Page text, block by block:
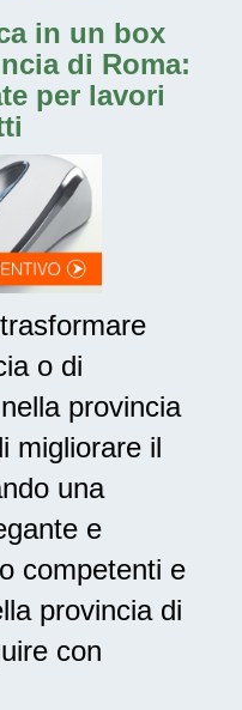
in un box
di Roma:
per lavori
o di
provincia
migliorare il
una
e
competenti e
provincia di
con